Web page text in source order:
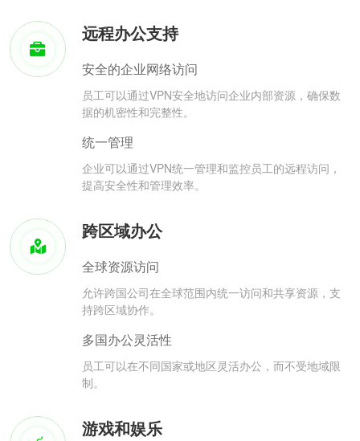
远程办公支持
安全的企业网络访问
员工可以通过VPN安全地访问企业内部资源，确保数
据的机密性和完整性。
统一管理
企业可以通过VPN统一管理和监控员工的远程访问，
提高安全性和管理效率。
跨区域办公
全球资源访问
允许跨国公司在全球范围内统一访问和共享资源，支
持跨区域协作。
多国办公灵活性
员工可以在不同国家或地区灵活办公，而不受地域限
制。
游戏和娱乐